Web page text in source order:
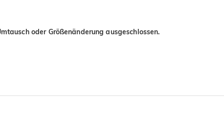
oder Größenänderung ausgeschlossen.